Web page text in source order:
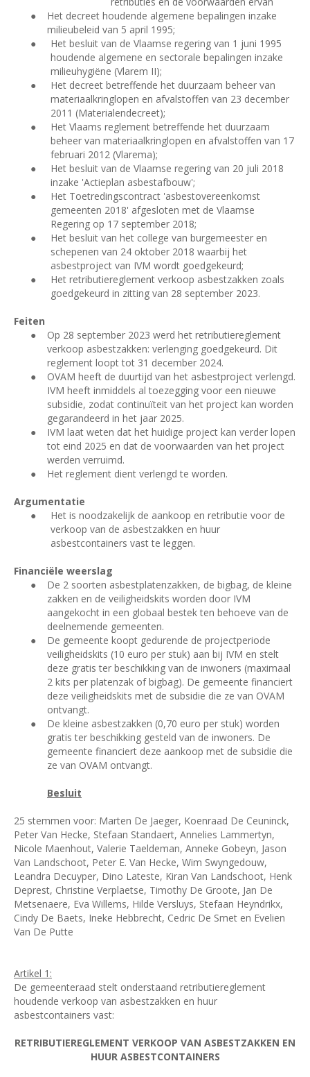
●
Het decreet houdende algemene bepalingen inzake
milieubeleid van 5 april 1995;
●
Het besluit van de Vlaamse regering van 1 juni 1995
houdende algemene en sectorale bepalingen inzake
milieuhygiëne (Vlarem II);
●
Het decreet betreffende het duurzaam beheer van
materiaalkringlopen en afvalstoffen van 23 december
2011 (Materialendecreet);
●
Het Vlaams reglement betreffende het duurzaam
beheer van materiaalkringlopen en afvalstoffen van 17
februari 2012 (Vlarema);
●
Het besluit van de Vlaamse regering van 20 juli 2018
inzake 'Actieplan asbestafbouw';
●
Het Toetredingscontract 'asbestovereenkomst
gemeenten 2018' afgesloten met de Vlaamse
Regering op 17 september 2018;
●
Het besluit van het college van burgemeester en
schepenen van 24 oktober 2018 waarbij het
asbestproject van IVM wordt goedgekeurd;
●
Het retributiereglement verkoop asbestzakken zoals
goedgekeurd in zitting van 28 september 2023.
Feiten
●
Op 28 september 2023 werd het retributiereglement
verkoop asbestzakken: verlenging goedgekeurd. Dit
reglement loopt tot 31 december 2024.
●
OVAM heeft de duurtijd van het asbestproject verlengd.
IVM heeft inmiddels al toezegging voor een nieuwe
subsidie, zodat continuïteit van het project kan worden
gegarandeerd in het jaar 2025.
●
IVM laat weten dat het huidige project kan verder lopen
tot eind 2025 en dat de voorwaarden van het project
werden verruimd.
●
Het reglement dient verlengd te worden.
Argumentatie
●
Het is noodzakelijk de aankoop en retributie voor de
verkoop van de asbestzakken en huur
asbestcontainers vast te leggen.
Financiële weerslag
●
De 2 soorten asbestplatenzakken, de bigbag, de kleine
zakken en de veiligheidskits worden door IVM
aangekocht in een globaal bestek ten behoeve van de
deelnemende gemeenten.
●
De gemeente koopt gedurende de projectperiode
veiligheidskits (10 euro per stuk) aan bij IVM en stelt
deze gratis ter beschikking van de inwoners (maximaal
2 kits per platenzak of bigbag). De gemeente financiert
deze veiligheidskits met de subsidie die ze van OVAM
ontvangt.
●
De kleine asbestzakken (0,70 euro per stuk) worden
gratis ter beschikking gesteld van de inwoners. De
gemeente financiert deze aankoop met de subsidie die
ze van OVAM ontvangt.
Besluit
25 stemmen voor: Marten De Jaeger, Koenraad De Ceuninck,
Peter Van Hecke, Stefaan Standaert, Annelies Lammertyn,
Nicole Maenhout, Valerie Taeldeman, Anneke Gobeyn, Jason
Van Landschoot, Peter E. Van Hecke, Wim Swyngedouw,
Leandra Decuyper, Dino Lateste, Kiran Van Landschoot, Henk
Deprest, Christine Verplaetse, Timothy De Groote, Jan De
Metsenaere, Eva Willems, Hilde Versluys, Stefaan Heyndrikx,
Cindy De Baets, Ineke Hebbrecht, Cedric De Smet en Evelien
Van De Putte
Artikel 1:
De gemeenteraad stelt onderstaand retributiereglement
houdende verkoop van asbestzakken en huur
asbestcontainers vast:
RETRIBUTIEREGLEMENT VERKOOP VAN ASBESTZAKKEN EN
HUUR ASBESTCONTAINERS